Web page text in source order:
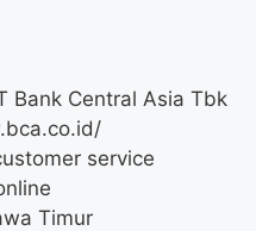
Bank Central Asia Tbk
service
Timur